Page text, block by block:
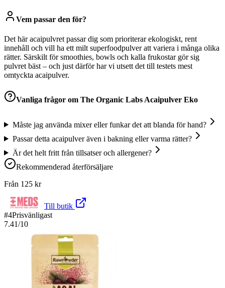
Vem passar den för?
Det här acaipulvret passar dig som prioriterar ekologiskt, rent
innehåll och vill ha ett milt superfoodpulver att variera i många olika
rätter. Särskilt för smoothies, bowls och kalla frukostar gör sig
pulvret bäst – och just därför har vi utsett det till testets mest
omtyckta acaipulver.
Vanliga frågor om The Organic Labs Acaipulver Eko
Måste jag använda mixer eller funkar det att blanda för hand?
Passar detta acaipulver även i bakning eller varma rätter?
Är det helt fritt från tillsatser och allergener?
Rekommenderad återförsäljare
Från 125 kr
Till butik
#4Prisvänligast
7.41/10